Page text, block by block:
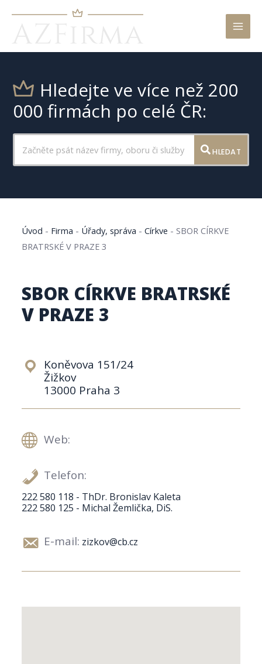
Hledejte ve více než 200
000 firmách po celé ČR:
HLEDAT
Úvod - Firma - Úřady, správa -Církve - SBOR CÍRKVE
BRATRSKÉ V PRAZE 3
SBOR CÍRKVE BRATRSKÉ
V PRAZE 3
Koněvova 151/24
Žižkov
13000 Praha 3
Web:
Telefon:
222 580 118 - ThDr. Bronislav Kaleta
222 580 125 - Michal Žemlička, DiS.
E-mail: zizkov@cb.cz